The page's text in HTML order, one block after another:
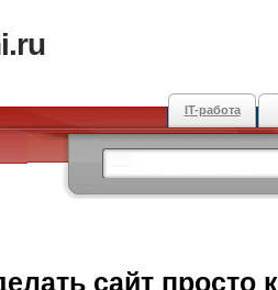
IT-работа
сайт просто